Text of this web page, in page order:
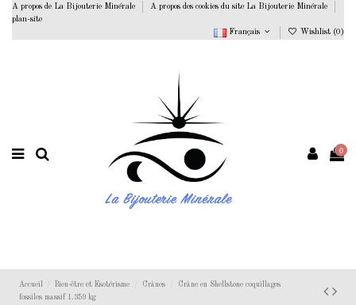
A propos de La Bijouterie Minérale
A propos des cookies du site La Bijouterie Minérale
plan-site
Français
Wishlist (0 )
0
Accueil Bien-être et Esotérisme Crânes
Crâne en Shellstone coquillages
fossiles massif 1.359 kg